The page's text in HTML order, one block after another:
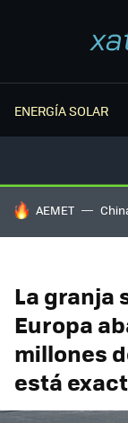
ENERGÍA SOLAR
HOY SE HABLA
AEMET
La granja
Europa
millones
está